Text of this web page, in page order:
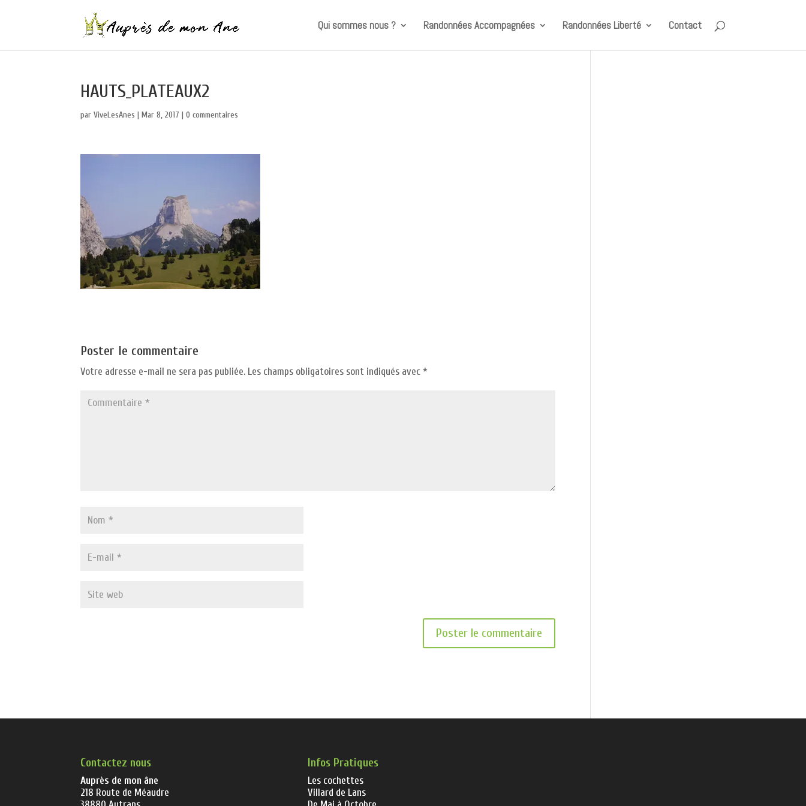
Qui sommes nous ? Randonnées Accompagnées Randonnées Liberté Contact
HAUTS_PLATEAUX2
parViveLesAnes |Mar 8, 2017 |0 commentaires
Poster le commentaire
Votre adresse e-mail ne sera pas publiée. Les champs obligatoires sont indiqués avec*
Contactez nous
Auprès de mon âne
218 Route de Méaudre
Infos Pratiques
Les cochettes
Villard de Lans